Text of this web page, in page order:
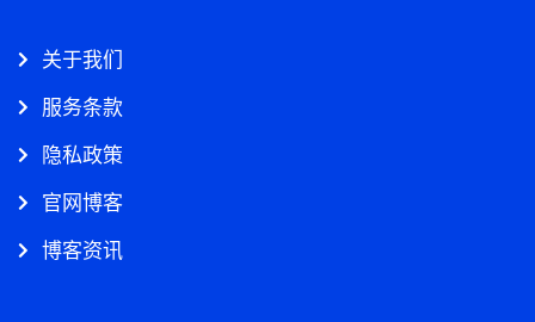
关于我们
服务条款
隐私政策
官网博客
博客资讯